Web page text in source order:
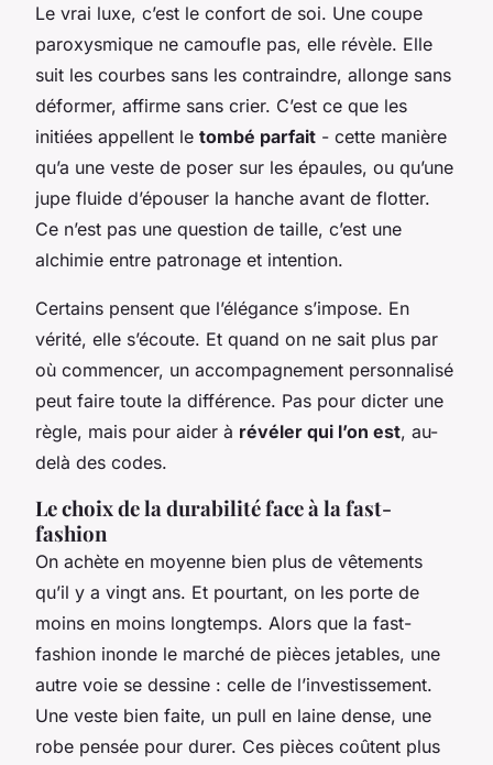
Le vrai luxe, c’est le confort de soi. Une coupe
paroxysmique ne camoufle pas, elle révèle. Elle
suit les courbes sans les contraindre, allonge sans
déformer, affirme sans crier. C’est ce que les
initiées appellent le tombé parfait - cette manière
qu’a une veste de poser sur les épaules, ou qu’une
jupe fluide d’épouser la hanche avant de flotter.
Ce n’est pas une question de taille, c’est une
alchimie entre patronage et intention.
Certains pensent que l’élégance s’impose. En
vérité, elle s’écoute. Et quand on ne sait plus par
où commencer, un accompagnement personnalisé
peut faire toute la différence. Pas pour dicter une
règle, mais pour aider à révéler qui l’on est, au-
delà des codes.
Le choix de la durabilité face à la fast-
fashion
On achète en moyenne bien plus de vêtements
qu’il y a vingt ans. Et pourtant, on les porte de
moins en moins longtemps. Alors que la fast-
fashion inonde le marché de pièces jetables, une
autre voie se dessine : celle de l’investissement.
Une veste bien faite, un pull en laine dense, une
robe pensée pour durer. Ces pièces coûtent plus